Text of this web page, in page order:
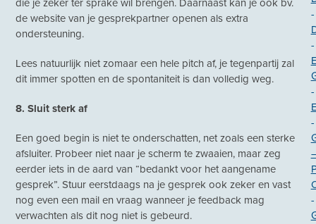
die je zeker ter sprake wil brengen. Daarnaast kan je ook bv.
de website van je gesprekpartner openen als extra
ondersteuning.
Lees natuurlijk niet zomaar een hele pitch af, je tegenpartij zal
dit immer spotten en de spontaniteit is dan volledig weg.
8. Sluit sterk af
Een goed begin is niet te onderschatten, net zoals een sterke
afsluiter. Probeer niet naar je scherm te zwaaien, maar zeg
eerder iets in de aard van “bedankt voor het aangename
gesprek”. Stuur eerstdaags na je gesprek ook zeker en vast
nog even een mail en vraag wanneer je feedback mag
verwachten als dit nog niet is gebeurd.
-
-
-
-
-